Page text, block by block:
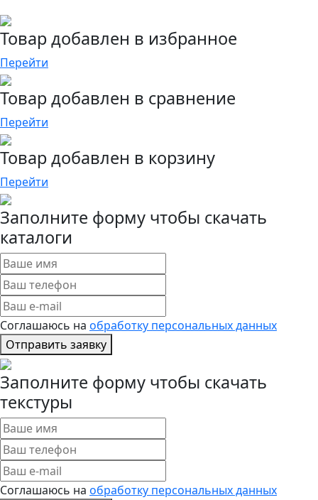
Товар добавлен в избранное
Перейти
Товар добавлен в сравнение
Перейти
Товар добавлен в корзину
Перейти
Заполните форму чтобы скачать
каталоги
Соглашаюсь на обработку персональных данных
Отправить заявку
Заполните форму чтобы скачать
текстуры
Соглашаюсь на обработку персональных данных